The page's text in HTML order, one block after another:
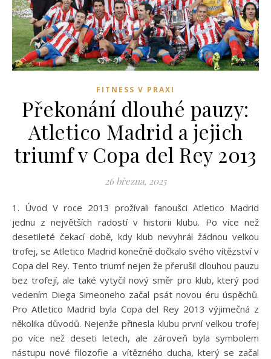
FITNESS V PRAXI
Překonání dlouhé pauzy:
Atletico Madrid a jejich
triumf v Copa del Rey 2013
26 března, 2025
1. Úvod V roce 2013 prožívali fanoušci Atletico Madrid
jednu z největších radostí v historii klubu. Po více než
desetileté čekací době, kdy klub nevyhrál žádnou velkou
trofej, se Atletico Madrid konečně dočkalo svého vítězství v
Copa del Rey. Tento triumf nejen že přerušil dlouhou pauzu
bez trofejí, ale také vytyčil nový směr pro klub, který pod
vedením Diega Simeoneho začal psát novou éru úspěchů.
Pro Atletico Madrid byla Copa del Rey 2013 výjimečná z
několika důvodů. Nejenže přinesla klubu první velkou trofej
po více než deseti letech, ale zároveň byla symbolem
nástupu nové filozofie a vítězného ducha, který se začal